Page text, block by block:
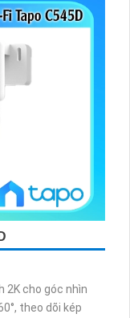
2K cho góc nhìn
theo dõi kép